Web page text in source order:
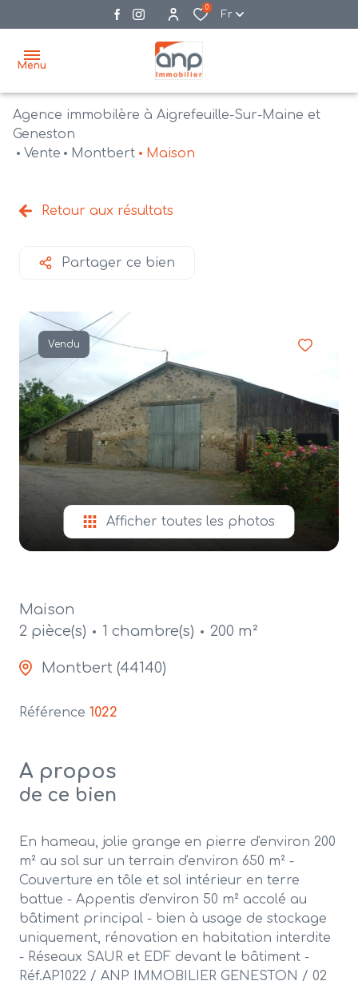
0
Fr
Menu
accueil
vente
agences
estimation
alerte
e-
mail
contact
Agence immobilère à Aigrefeuille-Sur-Maine et
Geneston
Vente
Montbert Maison
Retour aux résultats
Partager ce bien
Vendu
Afficher toutes les photos
Maison
2 pièce(s)
1 chambre(s) 200 m²
Montbert (44140)
Référence 1022
A propos
de ce bien
En hameau, jolie grange en pierre d'environ 200
m² au sol sur un terrain d'environ 650 m² -
Couverture en tôle et sol intérieur en terre
battue - Appentis d'environ 50 m² accolé au
bâtiment principal - bien à usage de stockage
uniquement, rénovation en habitation interdite
- Réseaux SAUR et EDF devant le bâtiment -
Réf.AP1022 / ANP IMMOBILIER GENESTON / 02